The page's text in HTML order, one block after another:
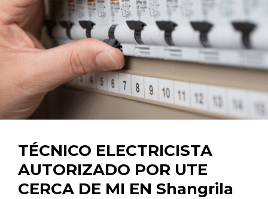
TÉCNICO ELECTRICISTA
AUTORIZADO POR UTE
CERCA DE MI EN Shangrila